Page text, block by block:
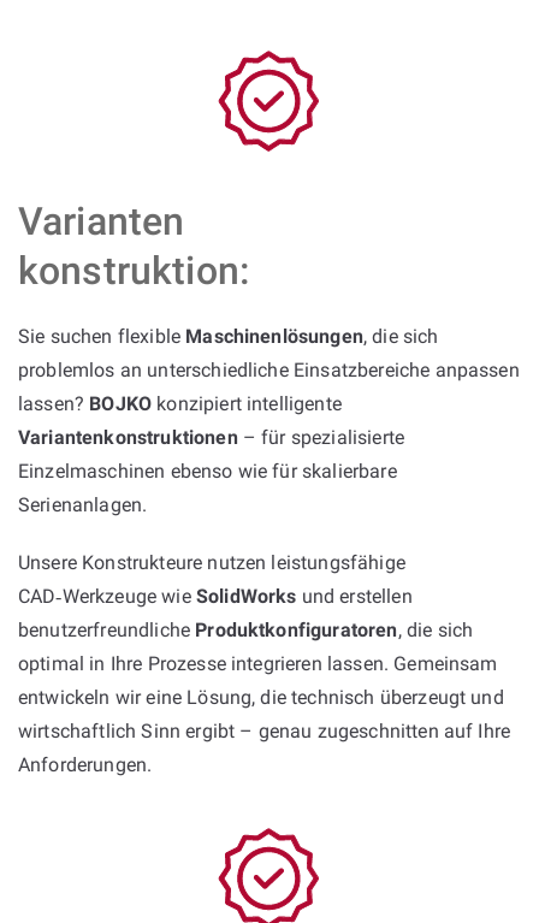
Varianten
konstruktion:
Sie suchen flexible Maschinenlösungen, die sich
problemlos an unterschiedliche Einsatzbereiche anpassen
lassen? BOJKO konzipiert intelligente
Variantenkonstruktionen– für spezialisierte
Einzelmaschinen ebenso wie für skalierbare
Serienanlagen.
Unsere Konstrukteure nutzen leistungsfähige
CAD‑Werkzeuge wie SolidWorks und erstellen
benutzerfreundliche Produktkonfiguratoren, die sich
optimal in Ihre Prozesse integrieren lassen. Gemeinsam
entwickeln wir eine Lösung, die technisch überzeugt und
wirtschaftlich Sinn ergibt – genau zugeschnitten auf Ihre
Anforderungen.